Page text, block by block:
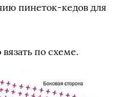
пинеток-кедов для
по схеме.